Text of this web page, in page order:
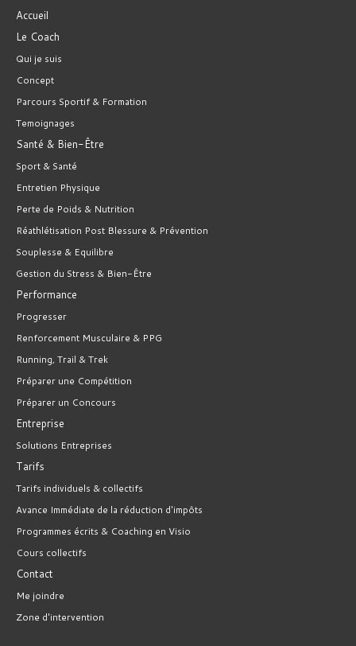
(passagères ou à répétition).
Accueil
Le Coach
Qui je suis
Concept
Parcours Sportif & Formation
Temoignages
Santé & Bien-Être
Sport & Santé
Entretien Physique
Perte de Poids & Nutrition
Réathlétisation Post Blessure & Prévention
Souplesse & Equilibre
Gestion du Stress & Bien-Être
Performance
Progresser
Renforcement Musculaire & PPG
Running, Trail & Trek
Préparer une Compétition
Préparer un Concours
Entreprise
Solutions Entreprises
Tarifs
Tarifs individuels & collectifs
Avance Immédiate de la réduction d'impôts
Programmes écrits & Coaching en Visio
Cours collectifs
Contact
Me joindre
Zone d'intervention